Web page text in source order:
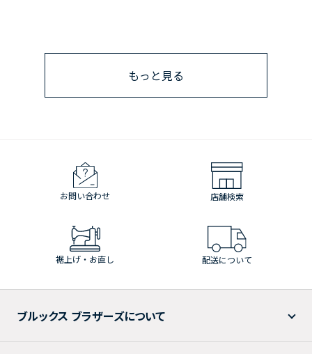
もっと見る
お問い合わせ 店舗検索
裾上げ・お直し 配送について
ブルックス ブラザーズについて